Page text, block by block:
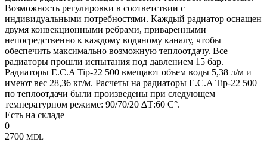
Возможность регулировки в соответствии с
индивидуальными потребностями. Каждый радиатор оснащен
двумя конвекционными ребрами, приваренными
непосредственно к каждому водяному каналу, чтобы
обеспечить максимально возможную теплоотдачу. Все
радиаторы прошли испытания под давлением 15 бар.
Радиаторы E.C.A Tip-22 500 вмещают объем воды 5,38 л/м и
имеют вес 28,36 кг/м. Расчеты на радиаторы E.C.A Tip-22 500
по теплоотдачи были произведены при следующем
температурном режиме: 90/70/20 ∆Т:60 C°.
Есть на складе
0
2700 MDL